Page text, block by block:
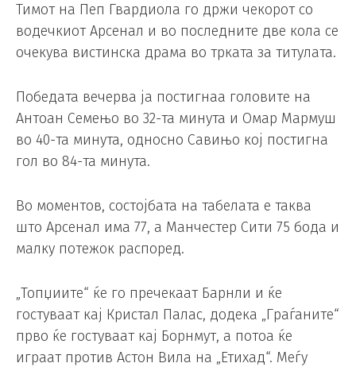
Тимот на Пеп Гвардиола го држи чекорот со
водечкиот Арсенал и во последните две кола се
очекува вистинска драма во трката за титулата.
Победата вечерва ја постигнаа головите на
Антоан Семењо во 32-та минута и Омар Мармуш
во 40-та минута, односно Савињо кој постигна
гол во 84-та минута.
Во моментов, состојбата на табелата е таква
што Арсенал има 77, а Манчестер Сити 75 бода и
малку потежок распоред.
„Топџиите“ ќе го пречекаат Барнли и ќе
гостуваат кај Кристал Палас, додека „Граѓаните“
прво ќе гостуваат кај Борнмут, а потоа ќе
играат против Астон Вила на „Етихад“. Меѓу